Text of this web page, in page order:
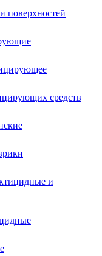
поверхностей
средств
и